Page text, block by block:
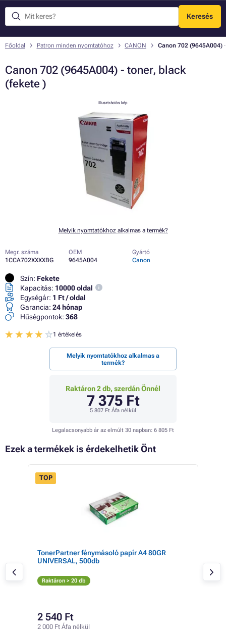
Keresés
Menü
Főoldal Patron minden nyomtatóhoz CANON Canon 702 (9645A004)
Canon 702 (9645A004) - toner, black
(fekete )
Illusztrációs kép
Melyik nyomtatókhoz alkalmas a termék?
Megr. száma
1CCA702XXXXBG
OEM
9645A004
Gyártó
Canon
Szín: Fekete
Kapacitás: 10000 oldal
Egységár: 1 Ft / oldal
Garancia: 24 hónap
Hűségpontok: 368
1 értékelés
Melyik nyomtatókhoz alkalmas a
termék?
Raktáron 2 db, szerdán Önnél
7 375 Ft
5 807 Ft Áfa nélkül
Legalacsonyabb ár az elmúlt 30 napban: 6 805 Ft
Ezek a termékek is érdekelhetik Önt
TOP
TonerPartner fénymásoló papír A4 80GR
UNIVERSAL, 500db
Raktáron > 20 db
2 540 Ft
2 000 Ft Áfa nélkül